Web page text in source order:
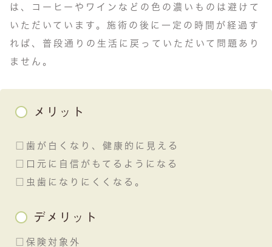
は、コーヒーやワインなどの色の濃いものは避けて
いただいています。施術の後に一定の時間が経過す
れば、普段通りの生活に戻っていただいて問題あり
ません。
メリット
□歯が白くなり、健康的に見える
□口元に自信がもてるようになる
□虫歯になりにくくなる。
デメリット
□保険対象外